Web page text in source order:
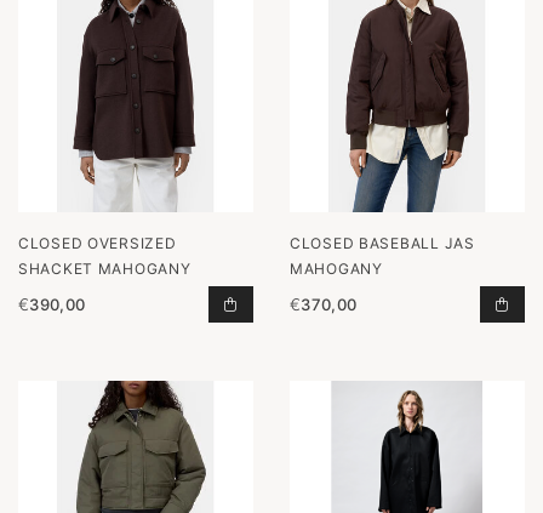
CLOSED OVERSIZED
SHACKET MAHOGANY
€390,00 OVERSIZED SHACKET MAHOGANY
CLOSED BASEBALL JAS
MAHOGANY
€370,00